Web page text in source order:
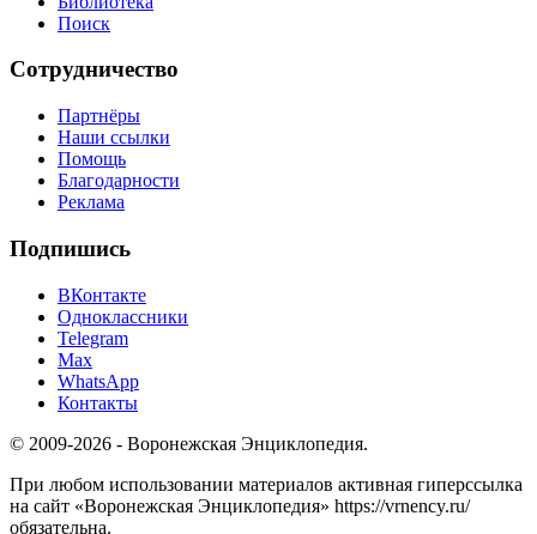
Поиск
Сотрудничество
Партнёры
Наши ссылки
Помощь
Благодарности
Реклама
Подпишись
ВКонтакте
Одноклассники
Telegram
Max
WhatsApp
Контакты
© 2009-2026 - Воронежская Энциклопедия.
При любом использовании материалов активная гиперссылка
на сайт «Воронежская Энциклопедия» https://vrnency.ru/
обязательна.